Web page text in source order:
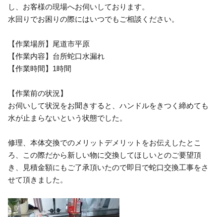
し、お客様の現場へお伺いしております。
水回りでお困りの際にはいつでもご相談ください。
【作業場所】尾道市平原
【作業内容】台所蛇口水漏れ
【作業時間】1時間
【作業前の状況】
お伺いして状況をお聞きすると、ハンドルをきつく締めても
水が止まらないという状態でした。
修理、本体交換でのメリットデメリットをお伝えしたとこ
ろ、この際だから新しい物に交換してほしいとのご要望頂
き、見積金額にもご了承頂いたので即日で蛇口交換工事をさ
せて頂きました。